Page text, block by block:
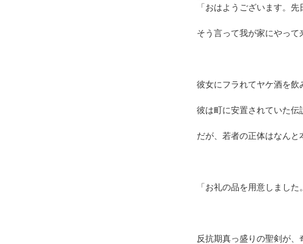
「おはようございます。
そう言って我が家にやっ
彼女にフラれてヤケ酒を飲
彼は町に安置されていた伝
だが、若者の正体はなんと
「お礼の品を用意しまし
反抗期真っ盛りの聖剣が